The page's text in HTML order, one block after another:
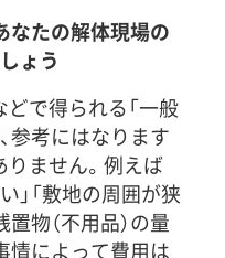
なたの解体現場の
ょう
で得られる「一般
参考にはなります
ません。例えば
」「敷地の周囲が狭
置物（不用品）の量
情によって費用は